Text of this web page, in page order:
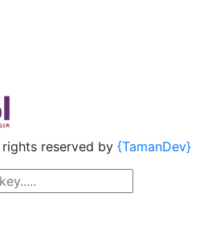
reserved by {TamanDev}